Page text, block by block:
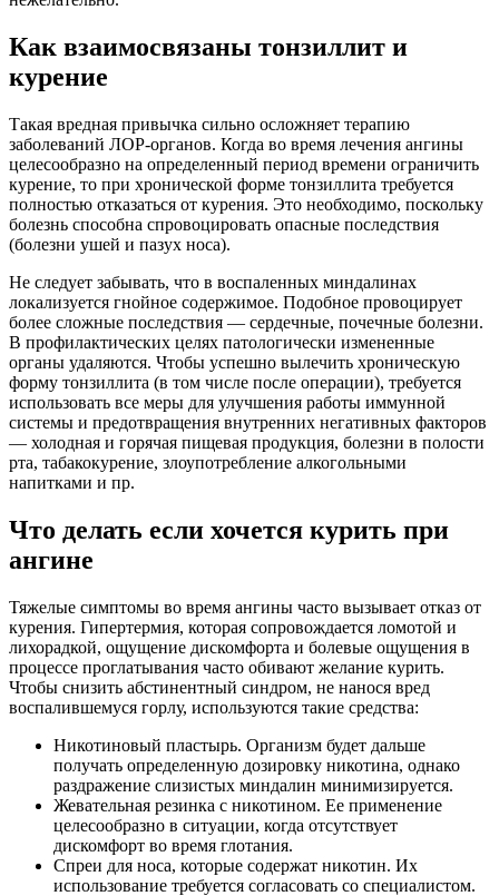
Как взаимосвязаны тонзиллит и
курение
Такая вредная привычка сильно осложняет терапию
заболеваний ЛОР-органов. Когда во время лечения ангины
целесообразно на определенный период времени ограничить
курение, то при хронической форме тонзиллита требуется
полностью отказаться от курения. Это необходимо, поскольку
болезнь способна спровоцировать опасные последствия
(болезни ушей и пазух носа).
Не следует забывать, что в воспаленных миндалинах
локализуется гнойное содержимое. Подобное провоцирует
более сложные последствия — сердечные, почечные болезни.
В профилактических целях патологически измененные
органы удаляются. Чтобы успешно вылечить хроническую
форму тонзиллита (в том числе после операции), требуется
использовать все меры для улучшения работы иммунной
системы и предотвращения внутренних негативных факторов
— холодная и горячая пищевая продукция, болезни в полости
рта, табакокурение, злоупотребление алкогольными
напитками и пр.
Что делать если хочется курить при
ангине
Тяжелые симптомы во время ангины часто вызывает отказ от
курения. Гипертермия, которая сопровождается ломотой и
лихорадкой, ощущение дискомфорта и болевые ощущения в
процессе проглатывания часто обивают желание курить.
Чтобы снизить абстинентный синдром, не нанося вред
воспалившемуся горлу, используются такие средства:
Никотиновый пластырь. Организм будет дальше
получать определенную дозировку никотина, однако
раздражение слизистых миндалин минимизируется.
Жевательная резинка с никотином. Ее применение
целесообразно в ситуации, когда отсутствует
дискомфорт во время глотания.
Спреи для носа, которые содержат никотин. Их
использование требуется согласовать со специалистом.